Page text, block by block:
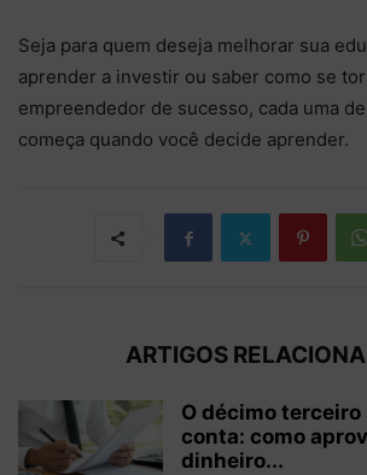
Seja para quem deseja melhorar sua
aprender a investir ou saber como se
empreendedor de sucesso, cada uma
começa quando você decide aprender.
ARTIGOS
O décimo
conta: como
dinheiro...